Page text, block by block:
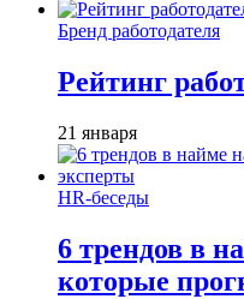
Бренд работодателя
Рейтинг
21 января
HR-беседы
6 трендов в
которые